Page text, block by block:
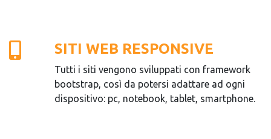
SITI WEB RESPONSIVE
Tutti i siti vengono sviluppati con framework
bootstrap, così da potersi adattare ad ogni
dispositivo: pc, notebook, tablet, smartphone.